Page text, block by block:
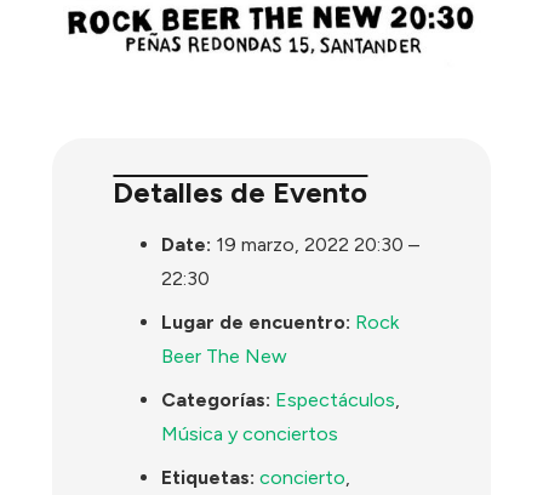
Detalles de Evento
Date: 19 marzo, 2022 20:30 –
22:30
Lugar de encuentro: Rock
Beer The New
Categorías: Espectáculos
Música y conciertos
Etiquetas: concierto